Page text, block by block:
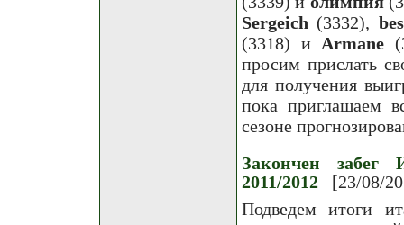
Sergeich (3332),
(3318) и Armane
просим прислать
для получения
пока приглашаем
сезоне
Закончен забег
2011/2012
[23/08/
Подведем итоги